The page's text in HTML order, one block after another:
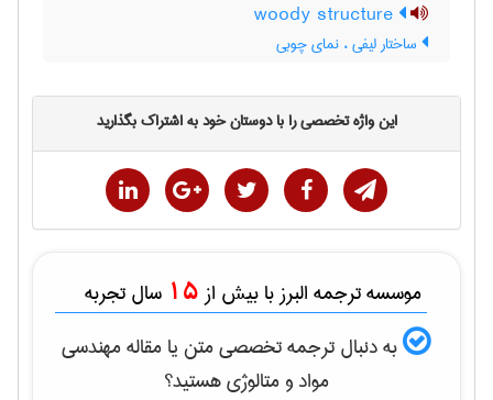
ساختار لیفی ، نمای چوبی
این واژه تخصصی را با دوستان خود به اشتراک بگذارید
موسسه ترجمه البرز با بیش از 15 سال تجربه
به دنبال ترجمه تخصصی متن یا مقالهمهندسی
مواد و متالوژیهستید؟